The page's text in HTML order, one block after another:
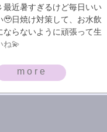
最近暑すぎるけど毎日いい
🥹日焼け対策して、お水飲
ならないように頑張って生
ㅤㅤ
more